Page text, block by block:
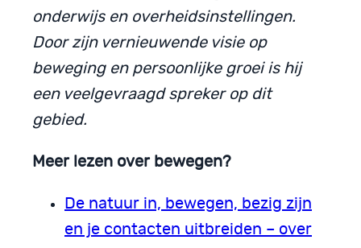
onderwijs en overheidsinstellingen.
Door zijn vernieuwende visie op
beweging en persoonlijke groei is hij
een veelgevraagd spreker op dit
gebied.
Meer lezen over bewegen?
De natuur in, bewegen, bezig zijn
en je contacten uitbreiden – over